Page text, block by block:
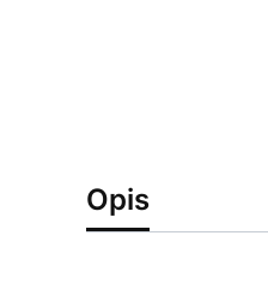
Opis